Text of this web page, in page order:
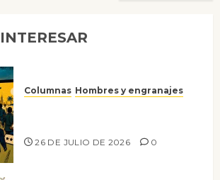
Columnas Hombres y engranajes
26 DE JULIO DE 2026 0